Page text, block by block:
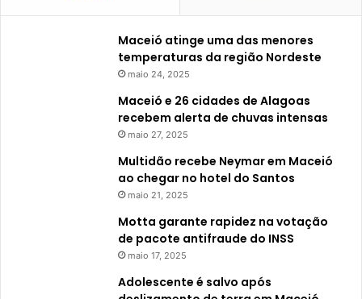
Maceió atinge uma das menores
temperaturas da região Nordeste
maio 24, 2025
Maceió e 26 cidades de Alagoas
recebem alerta de chuvas intensas
maio 27, 2025
Multidão recebe Neymar em Maceió
ao chegar no hotel do Santos
maio 21, 2025
Motta garante rapidez na votação
de pacote antifraude do INSS
maio 17, 2025
Adolescente é salvo após